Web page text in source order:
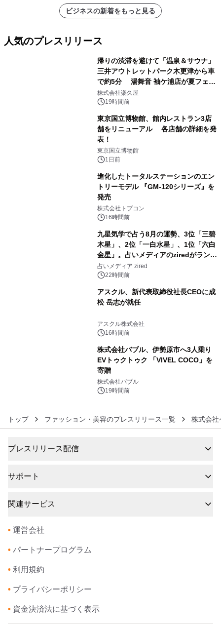
ビジネスの新着をもっと見る
人気のプレスリリース
帰りの渋滞を避けて「温泉＆サウナ」
三井アウトレットパーク木更津から車
で約5分 湯舞音 袖ケ浦店が夏フェア
メニューを提供
株式会社楽久屋
19時間前
東京国立博物館、館内レストラン3店
舗をリニューアル 各店舗の詳細を発
表！
東京国立博物館
1日前
進化したトータルステーションのエン
トリーモデル 『GM-120シリーズ』を
発売
株式会社トプコン
16時間前
九星気学で占う8月の運勢、3位「三碧
木星」、2位「一白水星」、1位「六白
金星」。占いメディアのziredがランキ
ングを発表
占いメディア zired
22時間前
アスクル、新代表取締役社長CEOに成
松 岳志が就任
アスクル株式会社
16時間前
株式会社バブル、伊勢原市へ3人乗り
EVトゥクトゥク 「VIVEL COCO」を
寄贈
株式会社バブル
19時間前
トップ ファッション・美容のプレスリリース一覧 株式会社
プレスリリース配信
サポート
関連サービス
• 運営会社
• パートナープログラム
• 利用規約
• プライバシーポリシー
• 資金決済法に基づく表示